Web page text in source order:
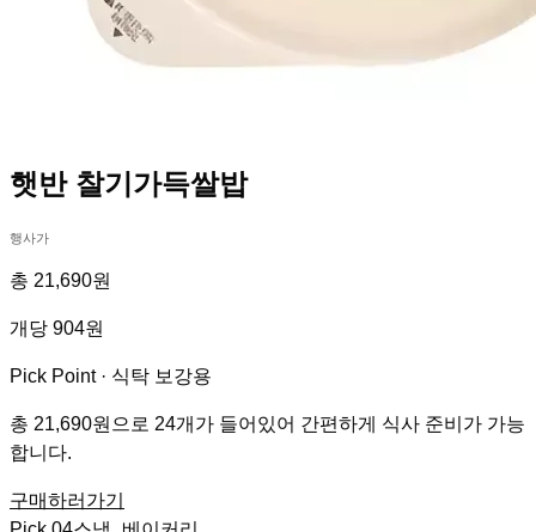
햇반 찰기가득쌀밥
행사가
총 21,690원
개당 904원
Pick Point · 식탁 보강용
총 21,690원으로 24개가 들어있어 간편하게 식사 준비가 가능
합니다.
구매하러가기